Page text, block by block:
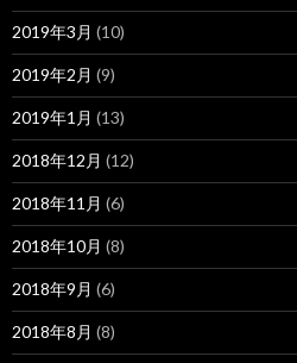
2019年3月 (10)
2019年2月 (9)
2019年1月 (13)
2018年12月 (12)
2018年11月 (6)
2018年10月 (8)
2018年9月 (6)
2018年8月 (8)